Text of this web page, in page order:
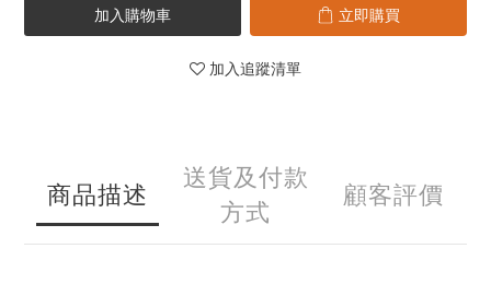
加入購物車 立即購買
加入追蹤清單
商品描述
送貨及付款
方式
顧客評價